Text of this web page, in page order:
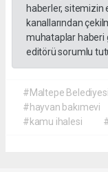
haberler, sitemizin
kanallarından
muhataplar haberi
editörü sorumlu
#Maltepe Belediyesi
#hayvan bakımevi
#kamu ihalesi